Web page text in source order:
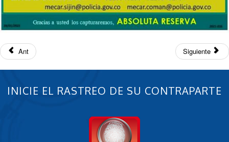
Ant Siguiente
INICIE EL RASTREO DE SU CONTRAPARTE